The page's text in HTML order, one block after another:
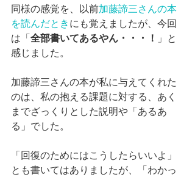
同様の感覚を、以前加藤諦三さんの本
を読んだときにも覚えましたが、今回
は「全部書いてあるやん・・・！ 」と
感じました。
加藤諦三さんの本が私に与えてくれた
のは、私の抱える課題に対する、あく
までざっくりとした説明や「あるあ
る」でした。
「回復のためにはこうしたらいいよ」
とも書いてはありましたが、「わかっ